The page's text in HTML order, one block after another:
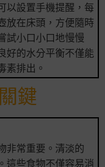
以設置手機提醒，每
放在床頭，方便隨時
試小口小口地慢慢
好的水分平衡不僅能
素排出。
鍵
非常重要。清淡的
這些食物不僅容易消